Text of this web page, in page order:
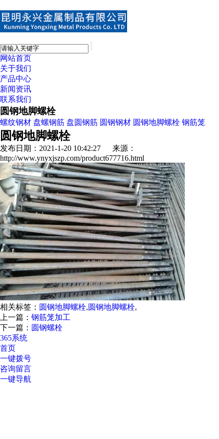
网站首页
关于我们
产品中心
新闻资讯
联系我们
圆钢地脚螺栓
螺纹钢材 盘螺钢筋 盘圆钢筋 圆钢钢材 圆钢地脚螺栓 钢筋笼
圆钢地脚螺栓
发布日期：2021-1-20 10:42:27 来源：
http://www.ynyxjszp.com/product677716.html
相关标签： 圆钢地脚螺栓,圆钢地脚螺栓,
上一篇： 钢筋笼加工
下一篇： 圆钢螺栓
365系统
首页
一键拨号
咨询留言
一键导航